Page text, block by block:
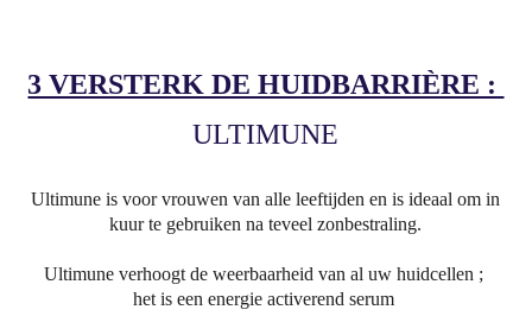
3 VERSTERK DE HUIDBARRIÈRE :
ULTIMUNE
Ultimune is voor vrouwen van alle leeftijden en is ideaal om in
kuur te gebruiken na teveel zonbestraling.
Ultimune verhoogt de weerbaarheid van al uw huidcellen ;
het is een energie activerend serum